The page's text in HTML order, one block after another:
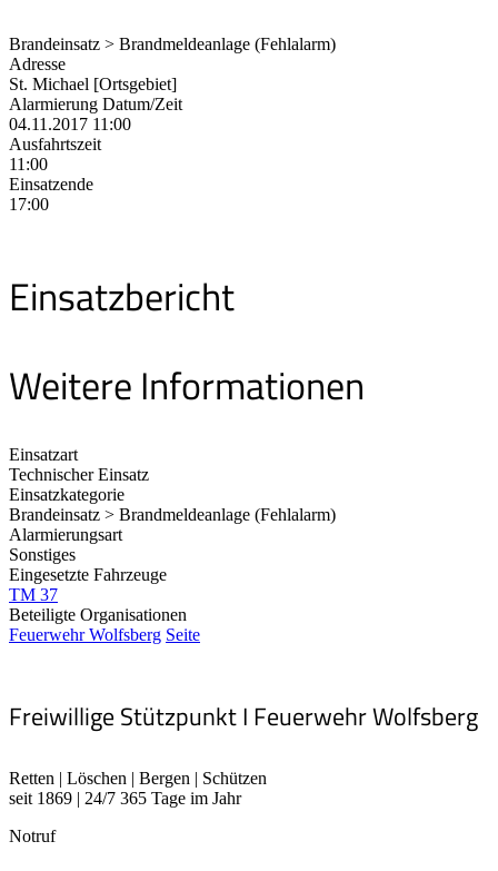
Brandeinsatz > Brandmeldeanlage (Fehlalarm)
Adresse
St. Michael [Ortsgebiet]
Alarmierung Datum/Zeit
04.11.2017 11:00
Ausfahrtszeit
11:00
Einsatzende
17:00
Einsatzbericht
Weitere Informationen
Einsatzart
Technischer Einsatz
Einsatzkategorie
Brandeinsatz > Brandmeldeanlage (Fehlalarm)
Alarmierungsart
Sonstiges
Eingesetzte Fahrzeuge
TM 37
Beteiligte Organisationen
Feuerwehr Wolfsberg Seite
Freiwillige Stützpunkt I Feuerwehr Wolfsberg
Retten | Löschen | Bergen | Schützen
seit 1869 | 24/7 365 Tage im Jahr
Notruf